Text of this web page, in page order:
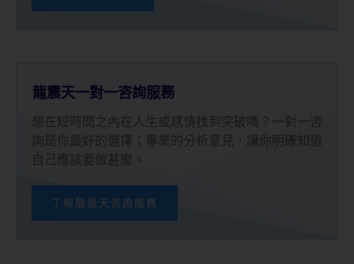
龍震天一對一咨詢服務
想在短時間之內在人生或感情找到突破嗎？一對一咨
詢是你最好的選擇；專業的分析意見，讓你明確知道
自己應該要做甚麼。
了解龍震天咨詢服務